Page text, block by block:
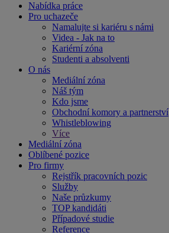
Nabídka práce
Pro uchazeče
Namalujte si kariéru s námi
Videa - Jak na to
Kariérní zóna
Studenti a absolventi
O nás
Mediální zóna
Náš tým
Kdo jsme
Obchodní komory a partnerství
Whistleblowing
Více
Mediální zóna
Oblíbené pozice
Pro firmy
Rejstřík pracovních pozic
Služby
Naše průzkumy
TOP kandidáti
Případové studie
Reference